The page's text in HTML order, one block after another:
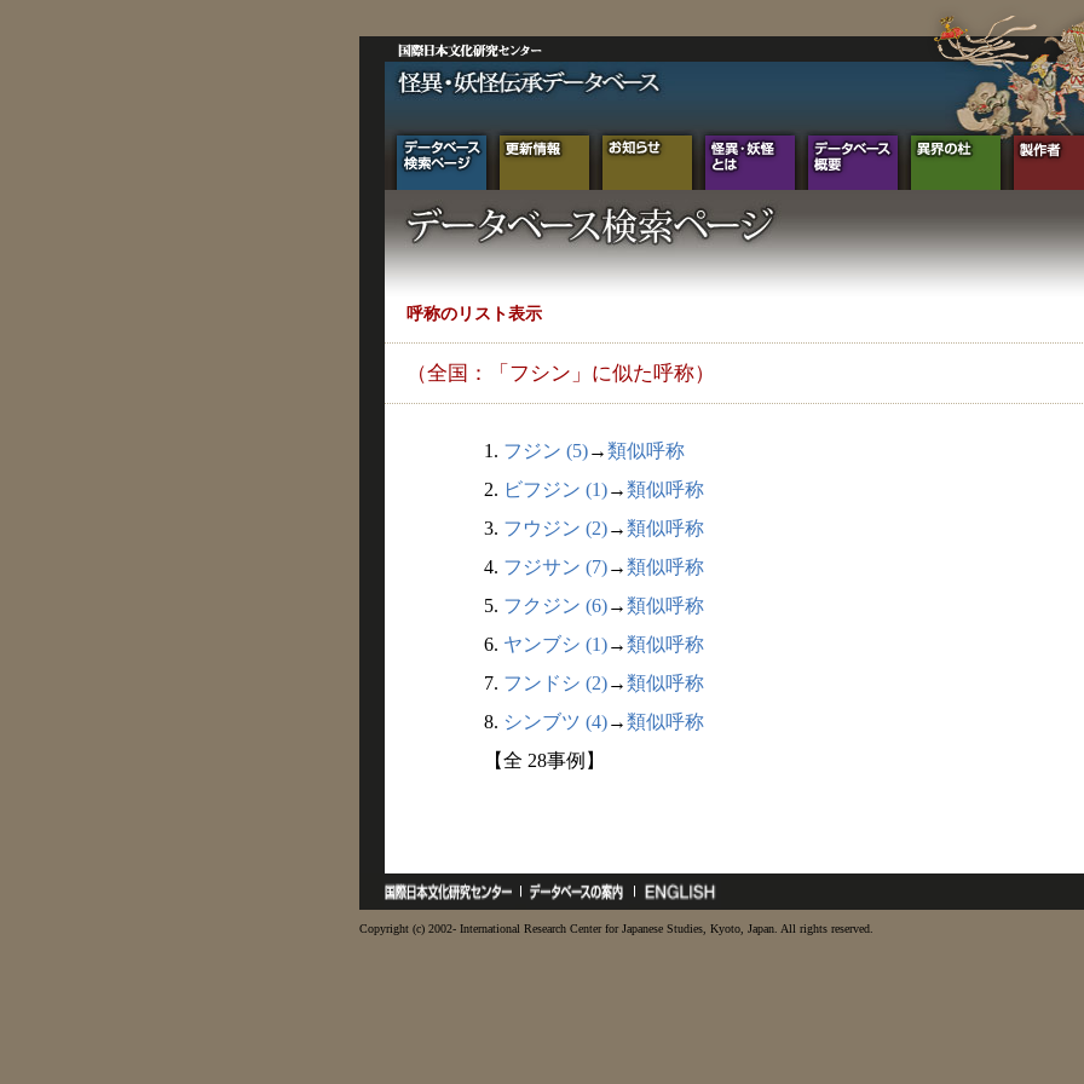
呼称のリスト表示
（全国：「フシン」に似た呼称）
1. フジン (5)→類似呼称
2. ビフジン (1)→類似呼称
3. フウジン (2)→類似呼称
4. フジサン (7)→類似呼称
5. フクジン (6)→類似呼称
6. ヤンブシ (1)→類似呼称
7. フンドシ (2)→類似呼称
8. シンブツ (4)→類似呼称
【全 28事例】
Copyright (c) 2002- International Research Center for Japanese Studies, Kyoto, Japan. All rights reserved.